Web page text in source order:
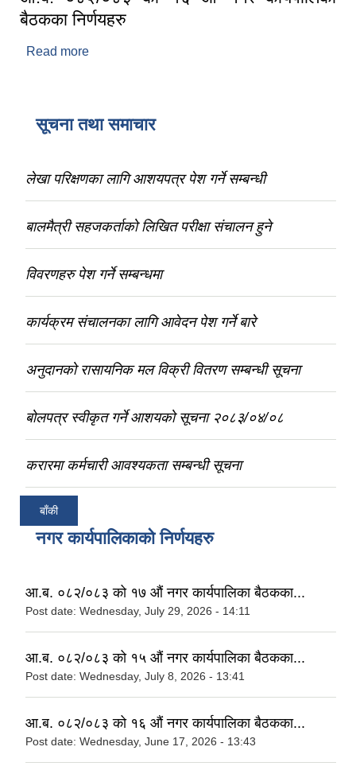
बैठकका निर्णयहरु
Read more
सूचना तथा समाचार
लेखा परिक्षणका लागि आशयपत्र पेश गर्ने सम्बन्धी
बालमैत्री सहजकर्ताको लिखित परीक्षा संचालन हुने
विवरणहरु पेश गर्ने सम्बन्धमा
कार्यक्रम संचालनका लागि आवेदन पेश गर्ने बारे
अनुदानको रासायनिक मल विक्री वितरण सम्बन्धी सूचना
बोलपत्र स्वीकृत गर्ने आशयको सूचना २०८३/०४/०८
करारमा कर्मचारी आवश्यकता सम्बन्धी सूचना
बाँकी
नगर कार्यपालिकाको निर्णयहरु
आ.ब. ०८२/०८३ को १७ औं नगर कार्यपालिका बैठकका...
Post date: Wednesday, July 29, 2026 - 14:11
आ.ब. ०८२/०८३ को १५ औं नगर कार्यपालिका बैठकका...
Post date: Wednesday, July 8, 2026 - 13:41
आ.ब. ०८२/०८३ को १६ औं नगर कार्यपालिका बैठकका...
Post date: Wednesday, June 17, 2026 - 13:43